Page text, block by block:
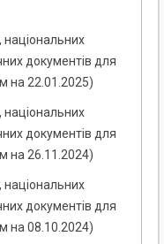
національних
документів для
на 22.01.2025)
національних
документів для
на 26.11.2024)
національних
документів для
на 08.10.2024)